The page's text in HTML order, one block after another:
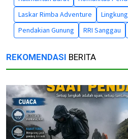
Laskar Rimba Adventure
Pendakian Gunung
RRI Sanggau
REKOMENDASI BERITA